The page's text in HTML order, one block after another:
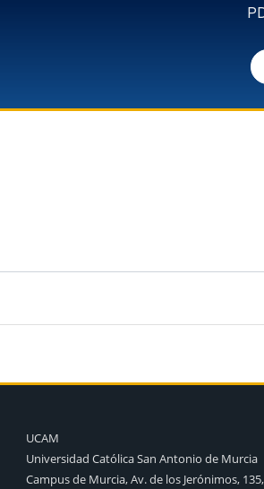
UCAM
Universidad Católica San Antonio de Murcia
Campus de Murcia, Av. de los Jerónimos, 135,